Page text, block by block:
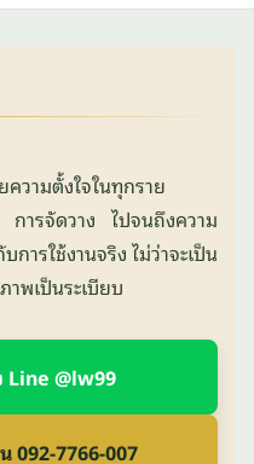
วามตั้งใจในทุกราย
ารจัดวาง ไปจนถึงความ
ารใช้งานจริง ไม่ว่าจะเป็น
าพเป็นระเบียบ
Line @lw99
092-7766-007